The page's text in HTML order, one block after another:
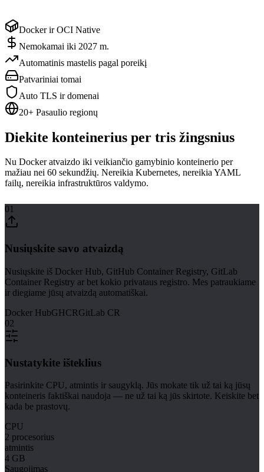
Docker ir OCI Native
Nemokamai iki 2027 m.
Automatinis mastelis pagal poreikį
Patvariniai tomai
Auto TLS ir domenai
20+ Pasaulio regionų
Diekite konteinerius per tris žingsnius
Nu Docker atvaizdo iki veikiančio gamybinio konteinerio per
mažiau nei 60 sekundžių. Nereikia Kubernetes, nereikia YAML
failų, nereikia infrastruktūros valdymo.
01
Nusiųskite savo atvaizdą
Nusiųskite iš Docker Hub, GitHub Container Registry, GitLab
Container Registry ar bet kokio privataus registro. Mes patraukiame
ir diegiame jūsų atvaizdą automatiškai.
Docker HubGHCRGitLab CR
02
Nustatykite išteklius
Pasirinkite CPU, atmintis ir saugyklą. Jūs mokate tik už tai ką jūsų
konteineris faktiškai naudoja — ne už tai ką jūs skirtote. Keiskite bet
kada be prastovų.
CPU
2 procesorius
atmintis
4 GB
Saugojimas